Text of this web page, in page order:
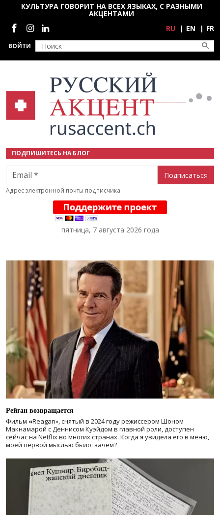
Перейти к основному содержанию
ВОЙТИ
КУЛЬТУРА ГОВОРИТ НА ВСЕХ ЯЗЫКАХ, С РАЗНЫМИ
АКЦЕНТАМИ
Социальные сети
RU EN FR
ПОДПИШИТЕСЬ НА БЛОГ
Email
Адрес электронной почты подписчика.
пятница, 7 августа 2026 года
Рейган возвращается
Фильм «Reagan», снятый в 2024 годурежиссером Шоном
Макнамарой с Деннисом Куэйдом в главной роли, доступен
сейчас на Netflix во многих странах. Когда я увидела его в меню,
моей первой мыслью было: зачем?